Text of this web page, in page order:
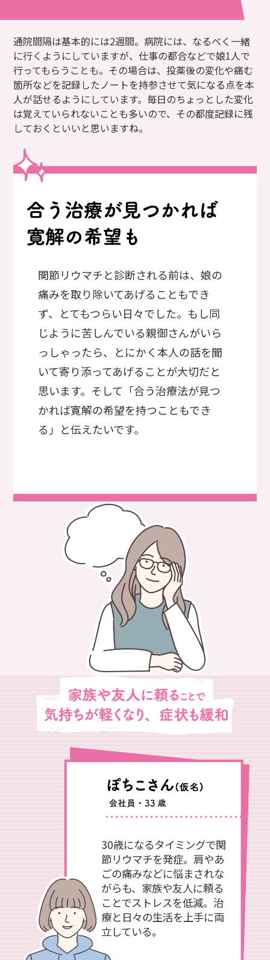
通院間隔は基本的には2週間。病院には、なるべく一緒
に行くようにしていますが、仕事の都合などで娘1人で
行ってもらうことも。その場合は、投薬後の変化や痛む
箇所などを記録したノートを持参させて気になる点を本
人が話せるようにしています。毎日のちょっとした変化
は覚えていられないことも多いので、その都度記録に残
しておくといいと思いますね。
関節リウマチと診断される前は、娘の
痛みを取り除いてあげることもでき
ず、とてもつらい日々でした。もし同
じように苦しんでいる親御さんがいら
っしゃったら、とにかく本人の話を聞
いて寄り添ってあげることが大切だと
思います。そして「合う治療法が見つ
かれば寛解の希望を持つこともでき
る」と伝えたいです。
30歳になるタイミングで関
節リウマチを発症。肩やあ
ごの痛みなどに悩まされな
がらも、家族や友人に頼る
ことでストレスを低減。治
療と日々の生活を上手に両
立している。